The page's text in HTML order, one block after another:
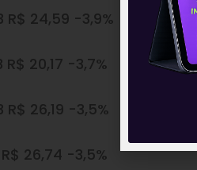
R$ 24,59 -3,9%
R$ 20,17 -3,7%
R$ 26,19 -3,5%
R$ 26,74 -3,5%